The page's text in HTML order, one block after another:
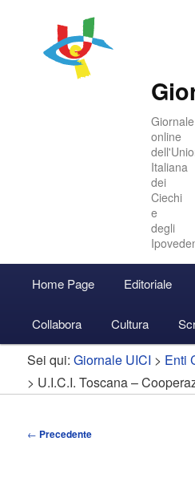
Giornale
online
Italiana
dei
Ciechi
e
degli
principale
Vai
al
contenuto
Vai
al
contenuto
Accedi
Home Page Editoriale
Collabora Cultura
Sei qui:Giornale UICI > Enti
> U.I.C.I. Toscana –
Navigazione
← Precedente